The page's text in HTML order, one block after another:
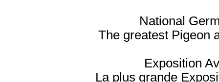
National
The greatest Pigeon
Exposition
La plus grande